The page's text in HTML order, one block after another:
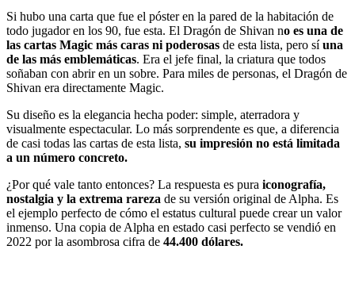
Si hubo una carta que fue el póster en la pared de la habitación de
todo jugador en los 90, fue esta. El Dragón de Shivan no es una de
las cartas Magic más caras ni poderosas de esta lista, pero síuna
de las más emblemáticas. Era el jefe final, la criatura que todos
soñaban con abrir en un sobre. Para miles de personas, el Dragón de
Shivan era directamente Magic.
Su diseño es la elegancia hecha poder: simple, aterradora y
visualmente espectacular. Lo más sorprendente es que, a diferencia
de casi todas las cartas de esta lista, su impresión no está limitada
a un número concreto.
¿Por qué vale tanto entonces? La respuesta es pura iconografía,
nostalgia y la extrema rareza de su versión original de Alpha. Es
el ejemplo perfecto de cómo el estatus cultural puede crear un valor
inmenso. Una copia de Alpha en estado casi perfecto se vendió en
2022 por la asombrosa cifra de 44.400 dólares.